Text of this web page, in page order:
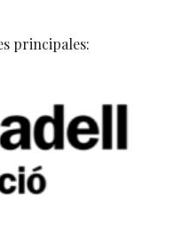
principales: